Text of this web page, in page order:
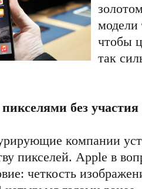
чтобы
так
без
компании
пикселей. Apple в
четкость